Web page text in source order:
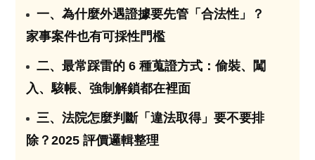
一、為什麼外遇證據要先管「合法性」？
家事案件也有可採性門檻
二、最常踩雷的 6 種蒐證方式：偷裝、闖
入、駭帳、強制解鎖都在裡面
三、法院怎麼判斷「違法取得」要不要排
除？2025 評價邏輯整理